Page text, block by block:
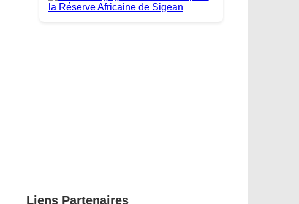
Liens Partenaires